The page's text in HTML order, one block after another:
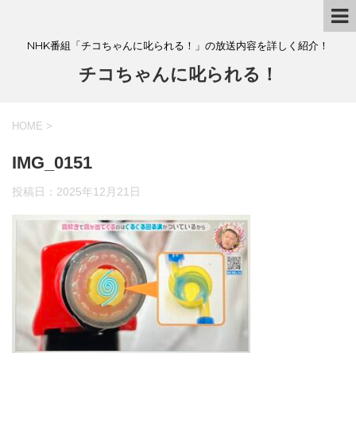
NHK番組「チコちゃんに叱られる！」の放送内容を詳しく紹介！
チコちゃんに叱られる！
HOME >
IMG_0151
投稿日： 2025年12月21日